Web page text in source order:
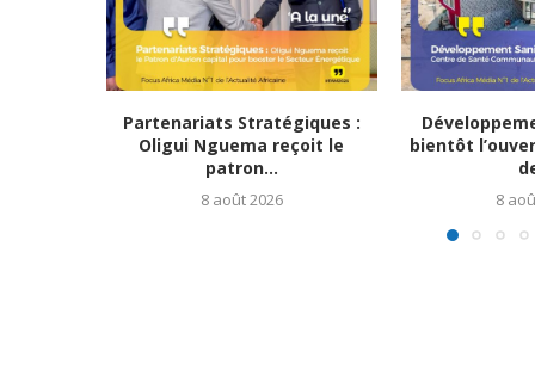
Partenariats Stratégiques :
Oligui Nguema reçoit le
patron...
8 août 2026
bientôt
8